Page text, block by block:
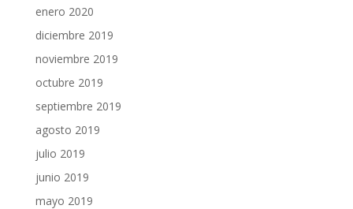
enero 2020
diciembre 2019
noviembre 2019
octubre 2019
septiembre 2019
agosto 2019
julio 2019
junio 2019
mayo 2019